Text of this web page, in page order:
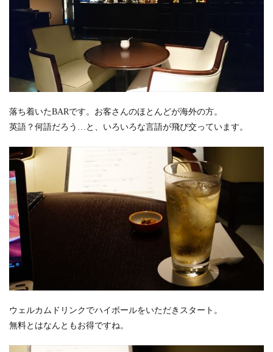
落ち着いたBARです。お客さんのほとんどが海外の方。
英語？何語だろう…と、いろいろな言語が飛び交っています。
ウェルカムドリンクでハイボールをいただきスタート。
無料とはなんともお得ですね。